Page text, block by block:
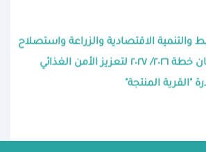
والتنمية الاقتصادية والزراعة واستصلاح
الأراضي تبحثان خطة ٢٠٢٦/ ٢٠٢٧ لتعزيز الأمن الغذائي
"القرية المنتجة"